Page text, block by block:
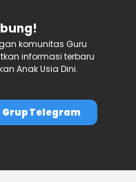
komunitas Guru
informasi terbaru
Anak Usia Dini.
Grup Telegram